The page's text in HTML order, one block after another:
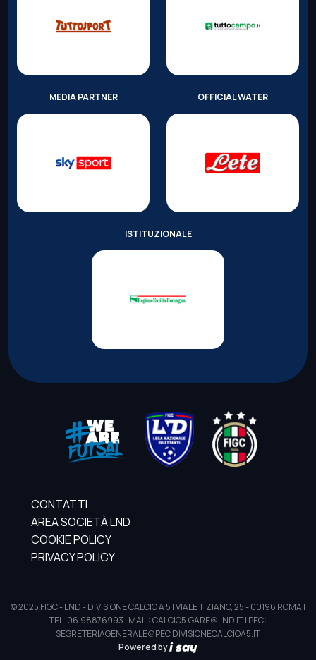
MEDIA PARTNER OFFICIAL WATER
ISTITUZIONALE
CONTATTI
AREA SOCIETÀ LND
COOKIE POLICY
PRIVACY POLICY
© 2025 FIGC - LND - DIVISIONE CALCIO A 5 | VIALE TIZIANO, 25 - 00196 ROMA |
TEL. 06.98876993 | MAIL: CALCIO5.GARE@LND.IT | PEC:
SEGRETERIAGENERALE@PEC.DIVISIONECALCIOA5.IT
Powered by